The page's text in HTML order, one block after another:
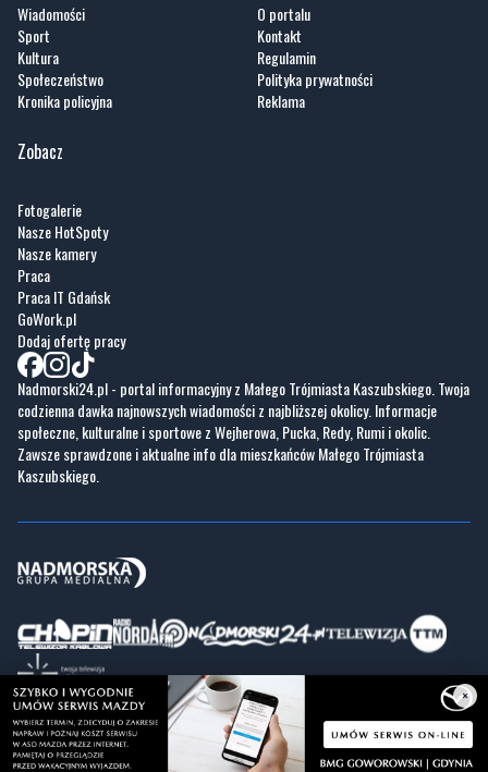
Wiadomości
Sport
Kultura
Społeczeństwo
Kronika policyjna
O portalu
Kontakt
Regulamin
Polityka prywatności
Reklama
Zobacz
Fotogalerie
Nasze HotSpoty
Nasze kamery
Praca
Praca IT Gdańsk
GoWork.pl
Dodaj ofertę pracy
Nadmorski24.pl - portal informacyjny z Małego Trójmiasta Kaszubskiego. Twoja
codzienna dawka najnowszych wiadomości z najbliższej okolicy. Informacje
społeczne, kulturalne i sportowe z Wejherowa, Pucka, Redy, Rumi i okolic.
Zawsze sprawdzone i aktualne info dla mieszkańców Małego Trójmiasta
Kaszubskiego.
Copyrights © Nadmorski24.pl 2026 r.
Projekt i wykonaniePixlab.pl
×